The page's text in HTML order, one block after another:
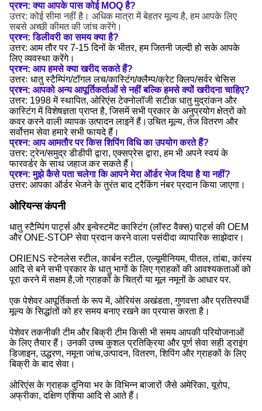
प्रश्न: क्या आपके पास कोई MOQ है?
उत्तर: कोई सीमा नहीं है। अधिक मात्रा में बेहतर मूल्य है, हम आपके लिए
सबसे अच्छी कीमत की जांच करेंगे।
प्रश्न: डिलीवरी का समय क्या है?
उत्तर: आम तौर पर 7-15 दिनों के भीतर, हम जितनी जल्दी हो सके आपके
लिए व्यवस्था करेंगे।
प्रश्न: आप हमसे क्या खरीद सकते हैं?
उत्तरः धातु स्टैम्पिंग/टॉगल लच/कास्टिंग/क्लैम्प/क्रेट क्लिप/सर्वर चेसिस
प्रश्न: आपको अन्य आपूर्तिकर्ताओं से नहीं बल्कि हमसे क्यों खरीदना चाहिए?
उत्तर: 1998 में स्थापित, ओरिएंस टेक्नोलॉजी सटीक धातु मुद्रांकन और
कास्टिंग में विशेषज्ञता प्राप्त है, जिसमें सभी प्रकार के अनुप्रयोग क्षेत्रों को
कवर करने वाली व्यापक उत्पादन लाइनें हैं।उचित मूल्य, तेज वितरण और
सर्वोत्तम सेवा हमारे सभी फायदे हैं।
प्रश्न: आप आमतौर पर किस शिपिंग विधि का उपयोग करते हैं?
उत्तर: ट्रेन/समुद्र डीडीपी द्वारा, एक्सप्रेस द्वारा, हम भी अपने स्वयं के
फारवर्डर के साथ जहाज कर सकते हैं।
प्रश्न: मुझे कैसे पता चलेगा कि आपने मेरा ऑर्डर भेज दिया है या नहीं?
उत्तर: आपका ऑर्डर भेजने के तुरंत बाद ट्रैकिंग नंबर प्रदान किया जाएगा।
ओरियन्स कंपनी
धातु स्टैम्पिंग पार्ट्स और इन्वेस्टमेंट कास्टिंग (लॉस्ट वैक्स) पार्ट्स की OEM
और ONE-STOP सेवा प्रदान करने वाला पसंदीदा व्यापारिक साझेदार।
ORIENS स्टेनलेस स्टील, कार्बन स्टील, एल्यूमीनियम, पीतल, तांबा, कांस्य
आदि से बने सभी प्रकार के धातु भागों के लिए ग्राहकों की आवश्यकताओं को
पूरा करने में सक्षम है,जो ग्राहकों के चित्रों या मूल नमूनों के आधार पर.
एक पेशेवर आपूर्तिकर्ता के रूप में, ओरियंस अखंडता, गुणवत्ता और प्रतिस्पर्धी
मूल्य के सिद्धांतों को हर समय बनाए रखने का प्रयास करता है।
पेशेवर तकनीकी टीम और बिक्री टीम किसी भी समय आपकी परियोजनाओं
के लिए तैयार हैं। उनकी उच्च कुशल प्रतिक्रिया और पूर्ण सेवा सही ड्राइंग
डिजाइन, उद्धरण, नमूना जांच,उत्पादन, वितरण, शिपिंग और ग्राहकों के लिए
बिक्री के बाद सेवा।
ओरिएंस के ग्राहक दुनिया भर के विभिन्न बाजारों जैसे अमेरिका, यूरोप,
अफ्रीका, दक्षिण एशिया आदि से आते हैं।